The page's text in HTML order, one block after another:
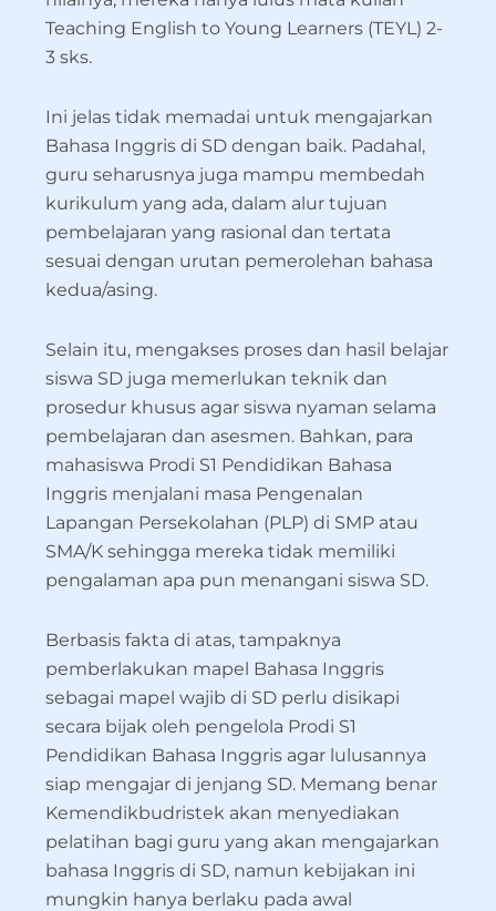
Teaching English to Young Learners (TEYL) 2-
3 sks.
Ini jelas tidak memadai untuk mengajarkan
Bahasa Inggris di SD dengan baik. Padahal,
guru seharusnya juga mampu membedah
kurikulum yang ada, dalam alur tujuan
pembelajaran yang rasional dan tertata
sesuai dengan urutan pemerolehan bahasa
kedua/asing.
Selain itu, mengakses proses dan hasil belajar
siswa SD juga memerlukan teknik dan
prosedur khusus agar siswa nyaman selama
pembelajaran dan asesmen. Bahkan, para
mahasiswa Prodi S1 Pendidikan Bahasa
Inggris menjalani masa Pengenalan
Lapangan Persekolahan (PLP) di SMP atau
SMA/K sehingga mereka tidak memiliki
pengalaman apa pun menangani siswa SD.
Berbasis fakta di atas, tampaknya
pemberlakukan mapel Bahasa Inggris
sebagai mapel wajib di SD perlu disikapi
secara bijak oleh pengelola Prodi S1
Pendidikan Bahasa Inggris agar lulusannya
siap mengajar di jenjang SD. Memang benar
Kemendikbudristek akan menyediakan
pelatihan bagi guru yang akan mengajarkan
bahasa Inggris di SD, namun kebijakan ini
mungkin hanya berlaku pada awal